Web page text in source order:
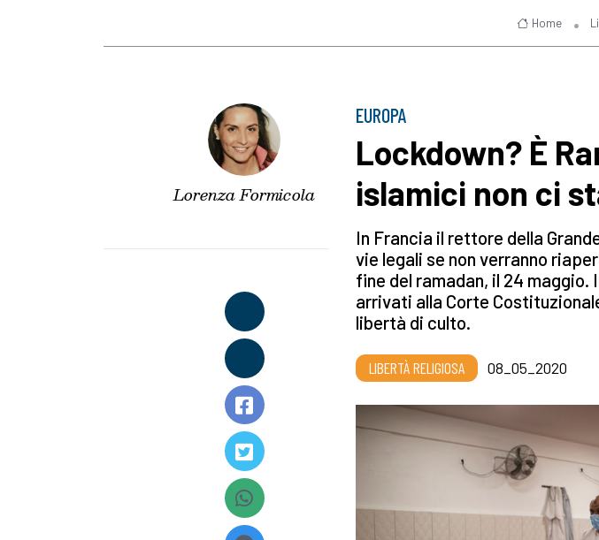
Home
Lorenza Formicola
EUROPA
Lockdown? È
islamici non ci
In Francia il rettore della
vie legali se non verranno
fine del ramadan, il 24 maggio.
arrivati alla Corte
libertà di culto.
LIBERTÀ RELIGIOSA 08_05_2020